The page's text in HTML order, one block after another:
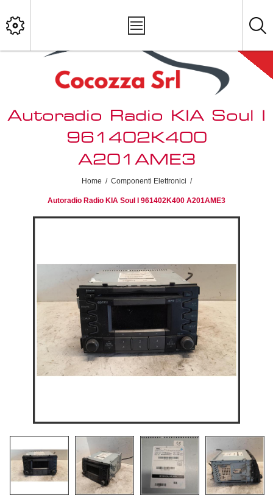
Autoradio Radio KIA Soul I
961402K400
A201AME3
Home / Componenti Elettronici /
Autoradio Radio KIA Soul I 961402K400 A201AME3